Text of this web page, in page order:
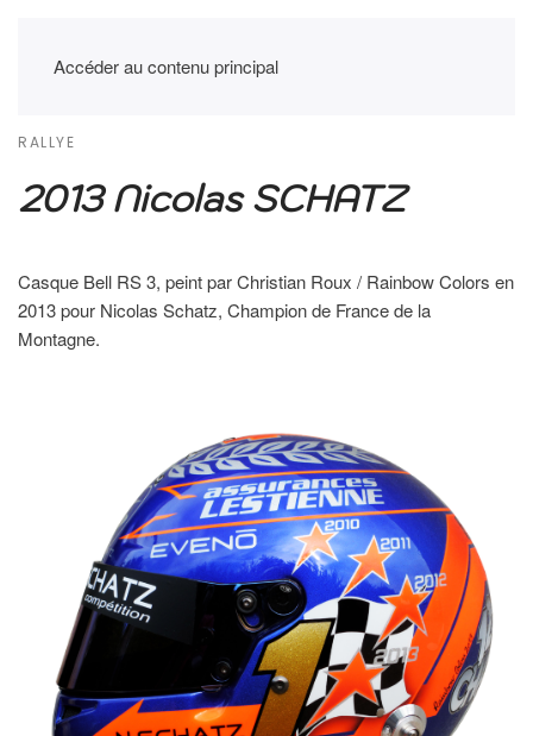
Accéder au contenu principal
RALLYE
2013 Nicolas SCHATZ
Casque Bell RS 3, peint par Christian Roux / Rainbow Colors en
2013 pour Nicolas Schatz, Champion de France de la
Montagne.